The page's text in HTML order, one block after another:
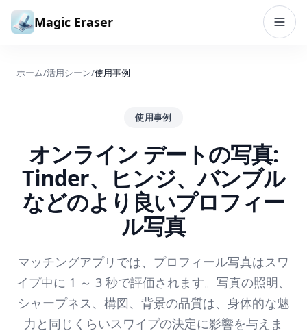
コンテンツへスキップ
Magic Eraser
ホーム/活用シーン/使用事例
使用事例
オンライン デートの写真:
Tinder、ヒンジ、バンブル
などのより良いプロフィー
ル写真
マッチングアプリでは、プロフィール写真はスワ
イプ中に 1 ～ 3 秒で評価されます。写真の照明、
シャープネス、構図、背景の品質は、身体的な魅
力と同じくらいスワイプの決定に影響を与えま